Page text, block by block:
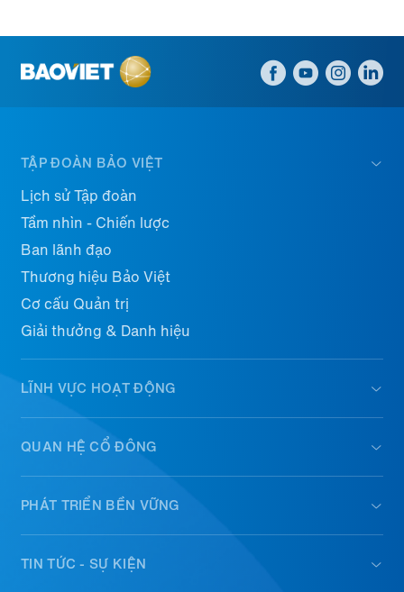
TẬP ĐOÀN BẢO VIỆT
Lịch sử Tập đoàn
Tầm nhìn - Chiến lược
Ban lãnh đạo
Thương hiệu Bảo Việt
Cơ cấu Quản trị
Giải thưởng & Danh hiệu
LĨNH VỰC HOẠT ĐỘNG
QUAN HỆ CỔ ĐÔNG
PHÁT TRIỂN BỀN VỮNG
TIN TỨC - SỰ KIỆN